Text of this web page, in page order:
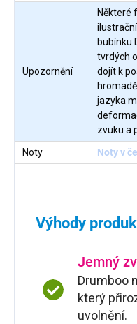
Upozornění
Některé
bubínku
tvrdých
dojít k
jazyka
zvuku a
Noty
Noty v
Výhody
Jemný
Drumboo
který
uvolnění.